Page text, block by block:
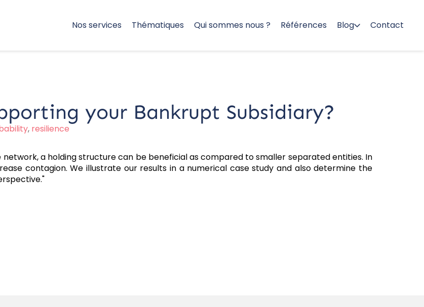
Nos services Thématiques Qui sommes nous ? Références Blog Contact
your Bankrupt Subsidiary?
, resilience
a holding structure can be beneficial as compared to smaller separated entities. In
contagion. We illustrate our results in a numerical case study and also determine the